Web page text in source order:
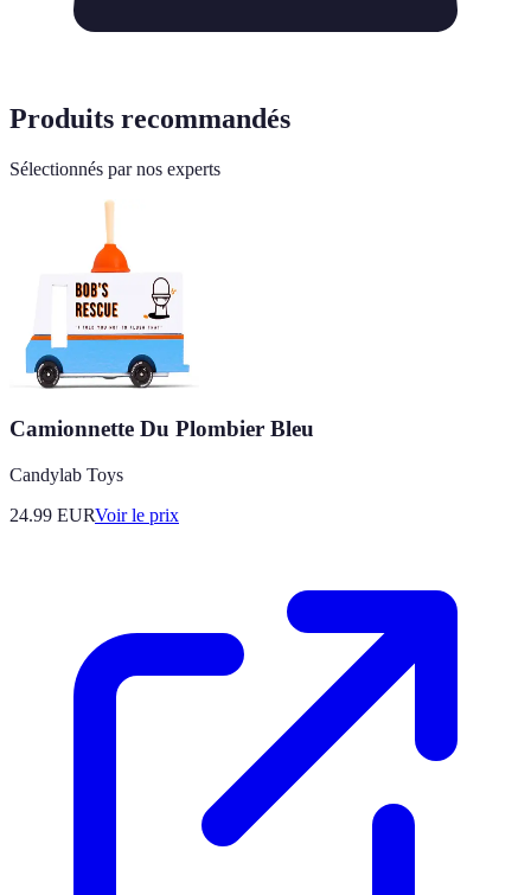
Produits recommandés
Sélectionnés par nos experts
Camionnette Du Plombier Bleu
Candylab Toys
24.99 EURVoir le prix